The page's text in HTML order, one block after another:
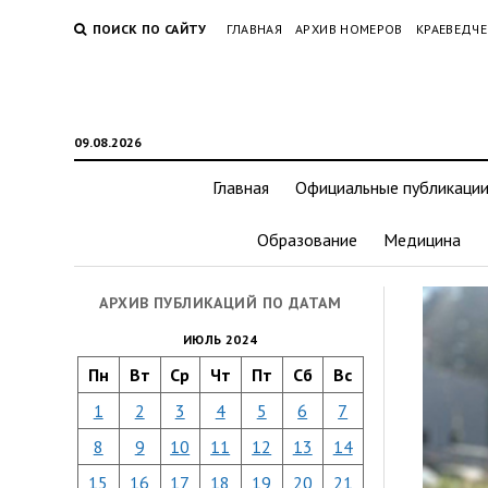
ПОИСК ПО САЙТУ ГЛАВНАЯ АРХИВ НОМЕРОВ
09.08.2026
Главная Официальные публикации
Образование Медицина
АРХИВ ПУБЛИКАЦИЙ ПО ДАТАМ
ИЮЛЬ 2024
Пн Вт Ср Чт Пт Сб
Вс
1
2 3 4 5 6
7
8
9 10 11 12 13
14
15
16 17 18 19 20 21